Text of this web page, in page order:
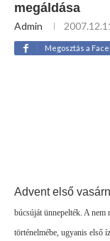
megáldása
Admin
Megosztás a
Advent első
búcsúját ünnepelték. A
történelmébe, ugyanis első